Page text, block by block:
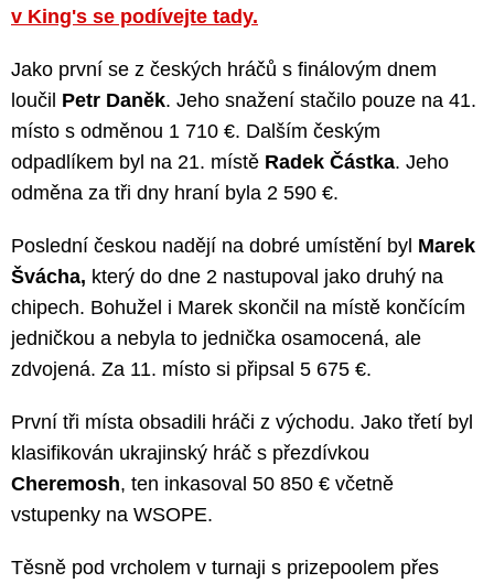
v King's se podívejte tady.
Jako první se z českých hráčů s finálovým dnem
loučil Petr Daněk. Jeho snažení stačilo pouze na 41.
místo s odměnou 1 710 €. Dalším českým
odpadlíkem byl na 21. místě Radek Částka. Jeho
odměna za tři dny hraní byla 2 590 €.
Poslední českou nadějí na dobré umístění byl Marek
Švácha, který do dne 2 nastupoval jako druhý na
chipech. Bohužel i Marek skončil na místě končícím
jedničkou a nebyla to jednička osamocená, ale
zdvojená. Za 11. místo si připsal 5 675 €.
První tři místa obsadili hráči z východu. Jako třetí byl
klasifikován ukrajinský hráč s přezdívkou
Cheremosh, ten inkasoval 50 850 € včetně
vstupenky na WSOPE.
Těsně pod vrcholem v turnaji s prizepoolem přes